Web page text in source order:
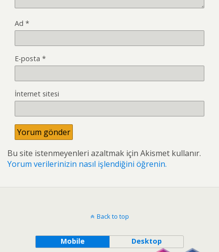
Ad *
E-posta *
İnternet sitesi
Bu site istenmeyenleri azaltmak için Akismet kullanır.
Yorum verilerinizin nasıl işlendiğini öğrenin.
Back to top
Mobile Desktop